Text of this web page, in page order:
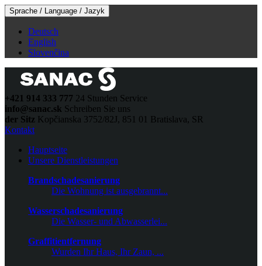
Sprache / Language / Jazyk
Deutsch
English
Slovenčina
+421 914 333 777 24 Stunden Service
info@sanac.sk Schreiben Sie uns
der Sitz Kopčianska 3752/82J, 851 01 Bratislava, SR
Kontakt
Hauptseite
Unsere Dienstleistungen
Brandschadesanierung
Die Wohnung ist ausgebrannt...
Wasserschadesanierung
Die Wasser- und Abwasserlei...
Graffitientfernung
Wurden Ihr Haus, Ihr Zaun, ...